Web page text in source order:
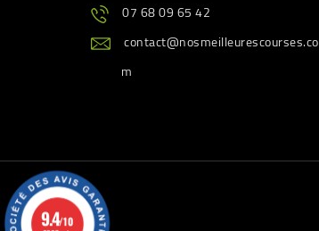
07 68 09 65 42
contact@nosmeilleurescourses.co
m
9.4/10